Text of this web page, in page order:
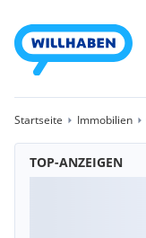
Startseite Immobilien
TOP-ANZEIGEN